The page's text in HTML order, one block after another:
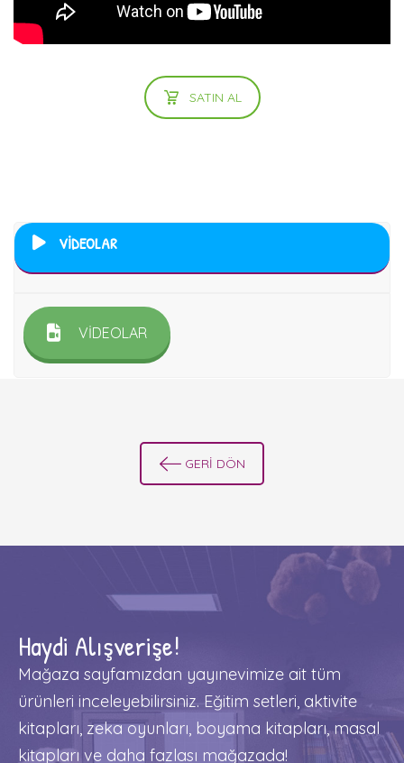
SATIN AL
VİDEOLAR
VİDEOLAR
GERİ DÖN
Haydi Alışverişe!
Mağaza sayfamızdan yayınevimize ait tüm
ürünleri inceleyebilirsiniz. Eğitim setleri, aktivite
kitapları, zeka oyunları, boyama kitapları, masal
kitapları ve daha fazlası mağazada!